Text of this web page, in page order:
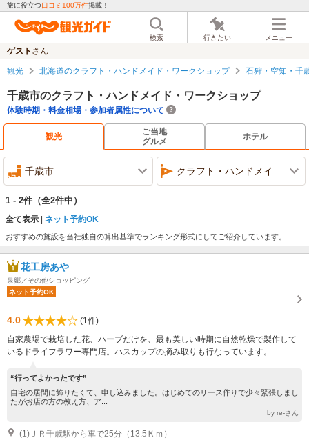
旅に役立つ口コミ100万件掲載！
検索 行きたい メニュー
ゲスト さん
観光 北海道のクラフト・ハンドメイド・ワークショップ 石狩・空知・千
千歳市のクラフト・ハンドメイド・ワークショップ
体験時期・料金相場・参加者属性について
観光
ご当地
グルメ
ホテル
千歳市 クラフト・ハンドメイド・ワークショップ
1 - 2件 （全2件中）
全て表示 ネット予約OK
おすすめの施設を当社独自の算出基準でランキング形式にしてご紹介しています。
花工房あや
泉郷／その他ショッピング
ネット予約OK
4.0
(1件)
自家農場で栽培した花、ハーブだけを、最も美しい時期に自然乾燥で製作して
いるドライフラワー専門店。ハスカップの摘み取りも行なっています。
“行ってよかったです”
自宅の居間に飾りたくて、申し込みました。はじめてのリース作りで少々緊張しまし
たがお店の方の教え方、ア...
by re-さん
(1)ＪＲ千歳駅から車で25分（13.5Ｋｍ）